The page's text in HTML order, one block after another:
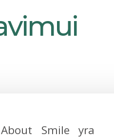
Smile yra